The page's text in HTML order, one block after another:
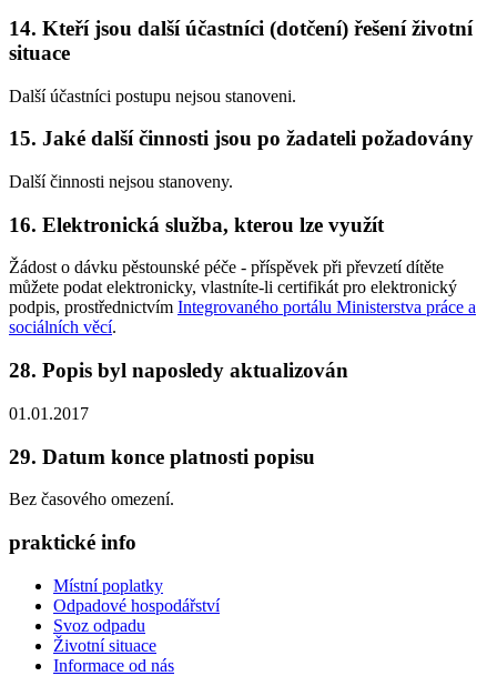
14. Kteří jsou další účastníci (dotčení) řešení životní
situace
Další účastníci postupu nejsou stanoveni.
15. Jaké další činnosti jsou po žadateli požadovány
Další činnosti nejsou stanoveny.
16. Elektronická služba, kterou lze využít
Žádost o dávku pěstounské péče - příspěvek při převzetí dítěte
můžete podat elektronicky, vlastníte-li certifikát pro elektronický
podpis, prostřednictvím Integrovaného portálu Ministerstva práce a
sociálních věcí.
28. Popis byl naposledy aktualizován
01.01.2017
29. Datum konce platnosti popisu
Bez časového omezení.
praktické info
Místní poplatky
Odpadové hospodářství
Svoz odpadu
Životní situace
Informace od nás